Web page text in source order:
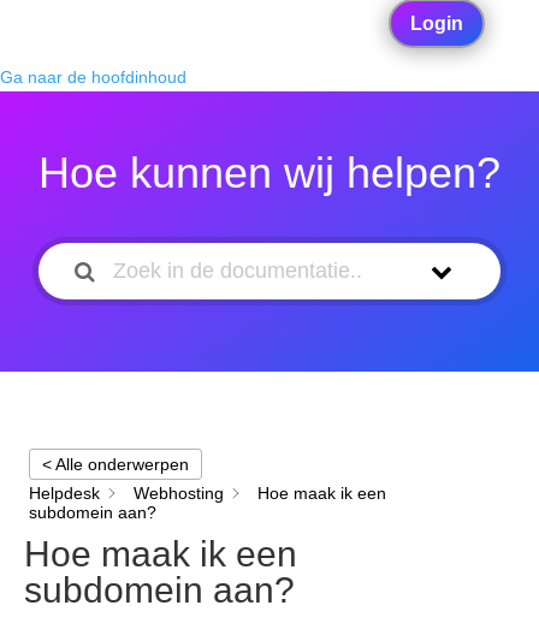
Login
Ga naar de hoofdinhoud
Hoe kunnen wij helpen?
< Alle onderwerpen
Helpdesk
Webhosting
Hoe maak ik een
subdomein aan?
Hoe maak ik een
subdomein aan?